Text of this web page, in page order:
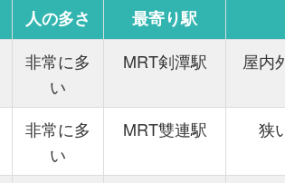
人の多さ 最寄り駅
非常に多
い
MRT剣潭駅
屋内
非常に多
い
MRT雙連駅 狭